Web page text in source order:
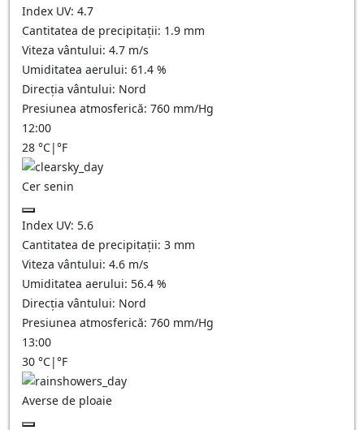
Index UV: 4.7
Cantitatea de precipitații: 1.9 mm
Viteza vântului: 4.7 m/s
Umiditatea aerului: 61.4 %
Direcția vântului: Nord
Presiunea atmosferică: 760 mm/Hg
12:00
28 °C|°F
Cer senin
Index UV: 5.6
Cantitatea de precipitații: 3 mm
Viteza vântului: 4.6 m/s
Umiditatea aerului: 56.4 %
Direcția vântului: Nord
Presiunea atmosferică: 760 mm/Hg
13:00
30 °C|°F
Averse de ploaie